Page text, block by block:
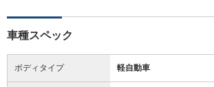
車種スペック
ボディタイプ 軽自動車